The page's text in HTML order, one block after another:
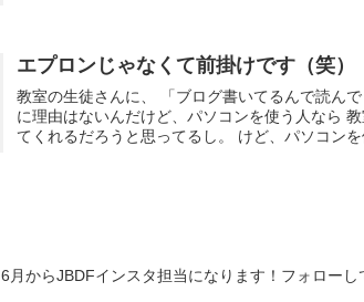
エプロンじゃなくて前掛けです（笑）
教室の生徒さんに、 「ブログ書いてるんで読ん
に理由はないんだけど、パソコンを使う人なら
てくれるだろうと思ってるし。 けど、パソコンを
6月からJBDFインスタ担当になります！フォローし